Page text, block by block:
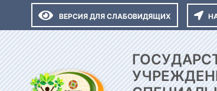
ВЕРСИЯ ДЛЯ СЛАБОВИДЯЩИХ